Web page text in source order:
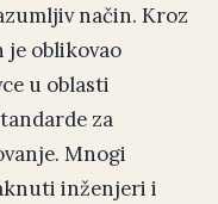
način. Kroz
je oblikovao
u oblasti
za
Mnogi
inženjeri i